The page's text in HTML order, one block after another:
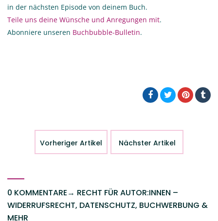
in der nächsten Episode von deinem Buch.
Teile uns deine Wünsche und Anregungen mit.
Abonniere unseren Buchbubble-Bulletin.
Vorheriger Artikel Nächster Artikel
0 KOMMENTARE→ RECHT FÜR AUTOR:INNEN –
WIDERRUFSRECHT, DATENSCHUTZ, BUCHWERBUNG &
MEHR